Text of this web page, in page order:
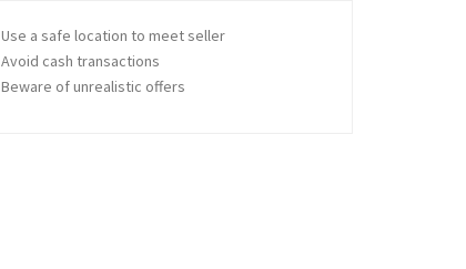
Use a safe location to meet seller
Avoid cash transactions
Beware of unrealistic offers